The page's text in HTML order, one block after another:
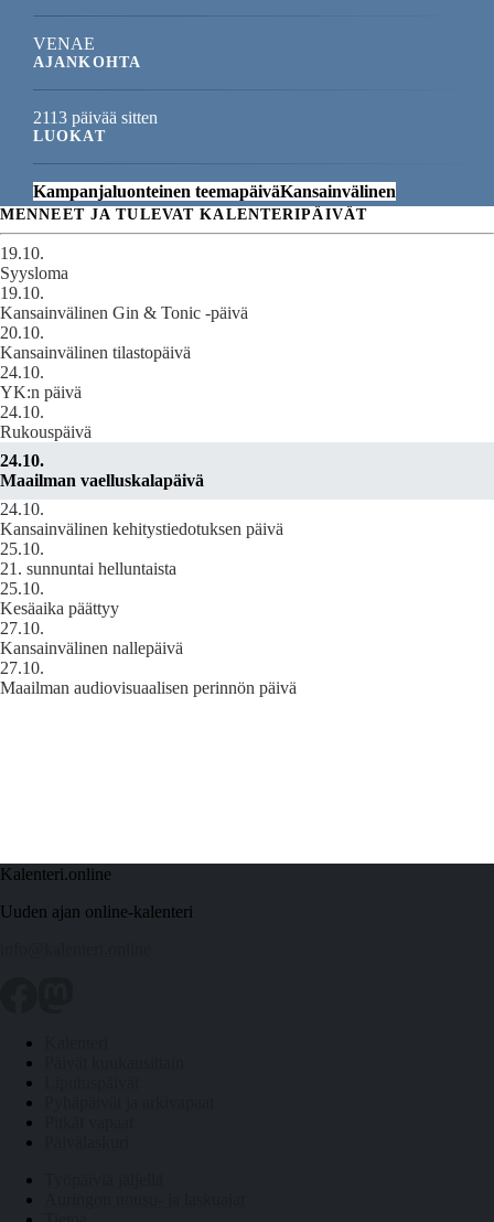
VENAE
AJANKOHTA
2113 päivää sitten
LUOKAT
Kampanjaluonteinen teemapäiväKansainvälinen
MENNEET JA TULEVAT KALENTERIPÄIVÄT
19.10.
Syysloma
19.10.
Kansainvälinen Gin & Tonic -päivä
20.10.
Kansainvälinen tilastopäivä
24.10.
YK:n päivä
24.10.
Rukouspäivä
24.10.
Maailman vaelluskalapäivä
24.10.
Kansainvälinen kehitystiedotuksen päivä
25.10.
21. sunnuntai helluntaista
25.10.
Kesäaika päättyy
27.10.
Kansainvälinen nallepäivä
27.10.
Maailman audiovisuaalisen perinnön päivä
Kalenteri.online
Uuden ajan online-kalenteri